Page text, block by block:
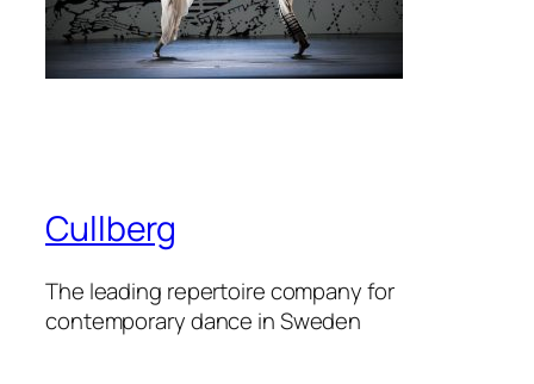
Cullberg
The leading repertoire company for
contemporary dance in Sweden